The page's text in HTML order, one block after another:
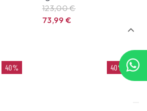
123,00 €
73,99€
40% 40%